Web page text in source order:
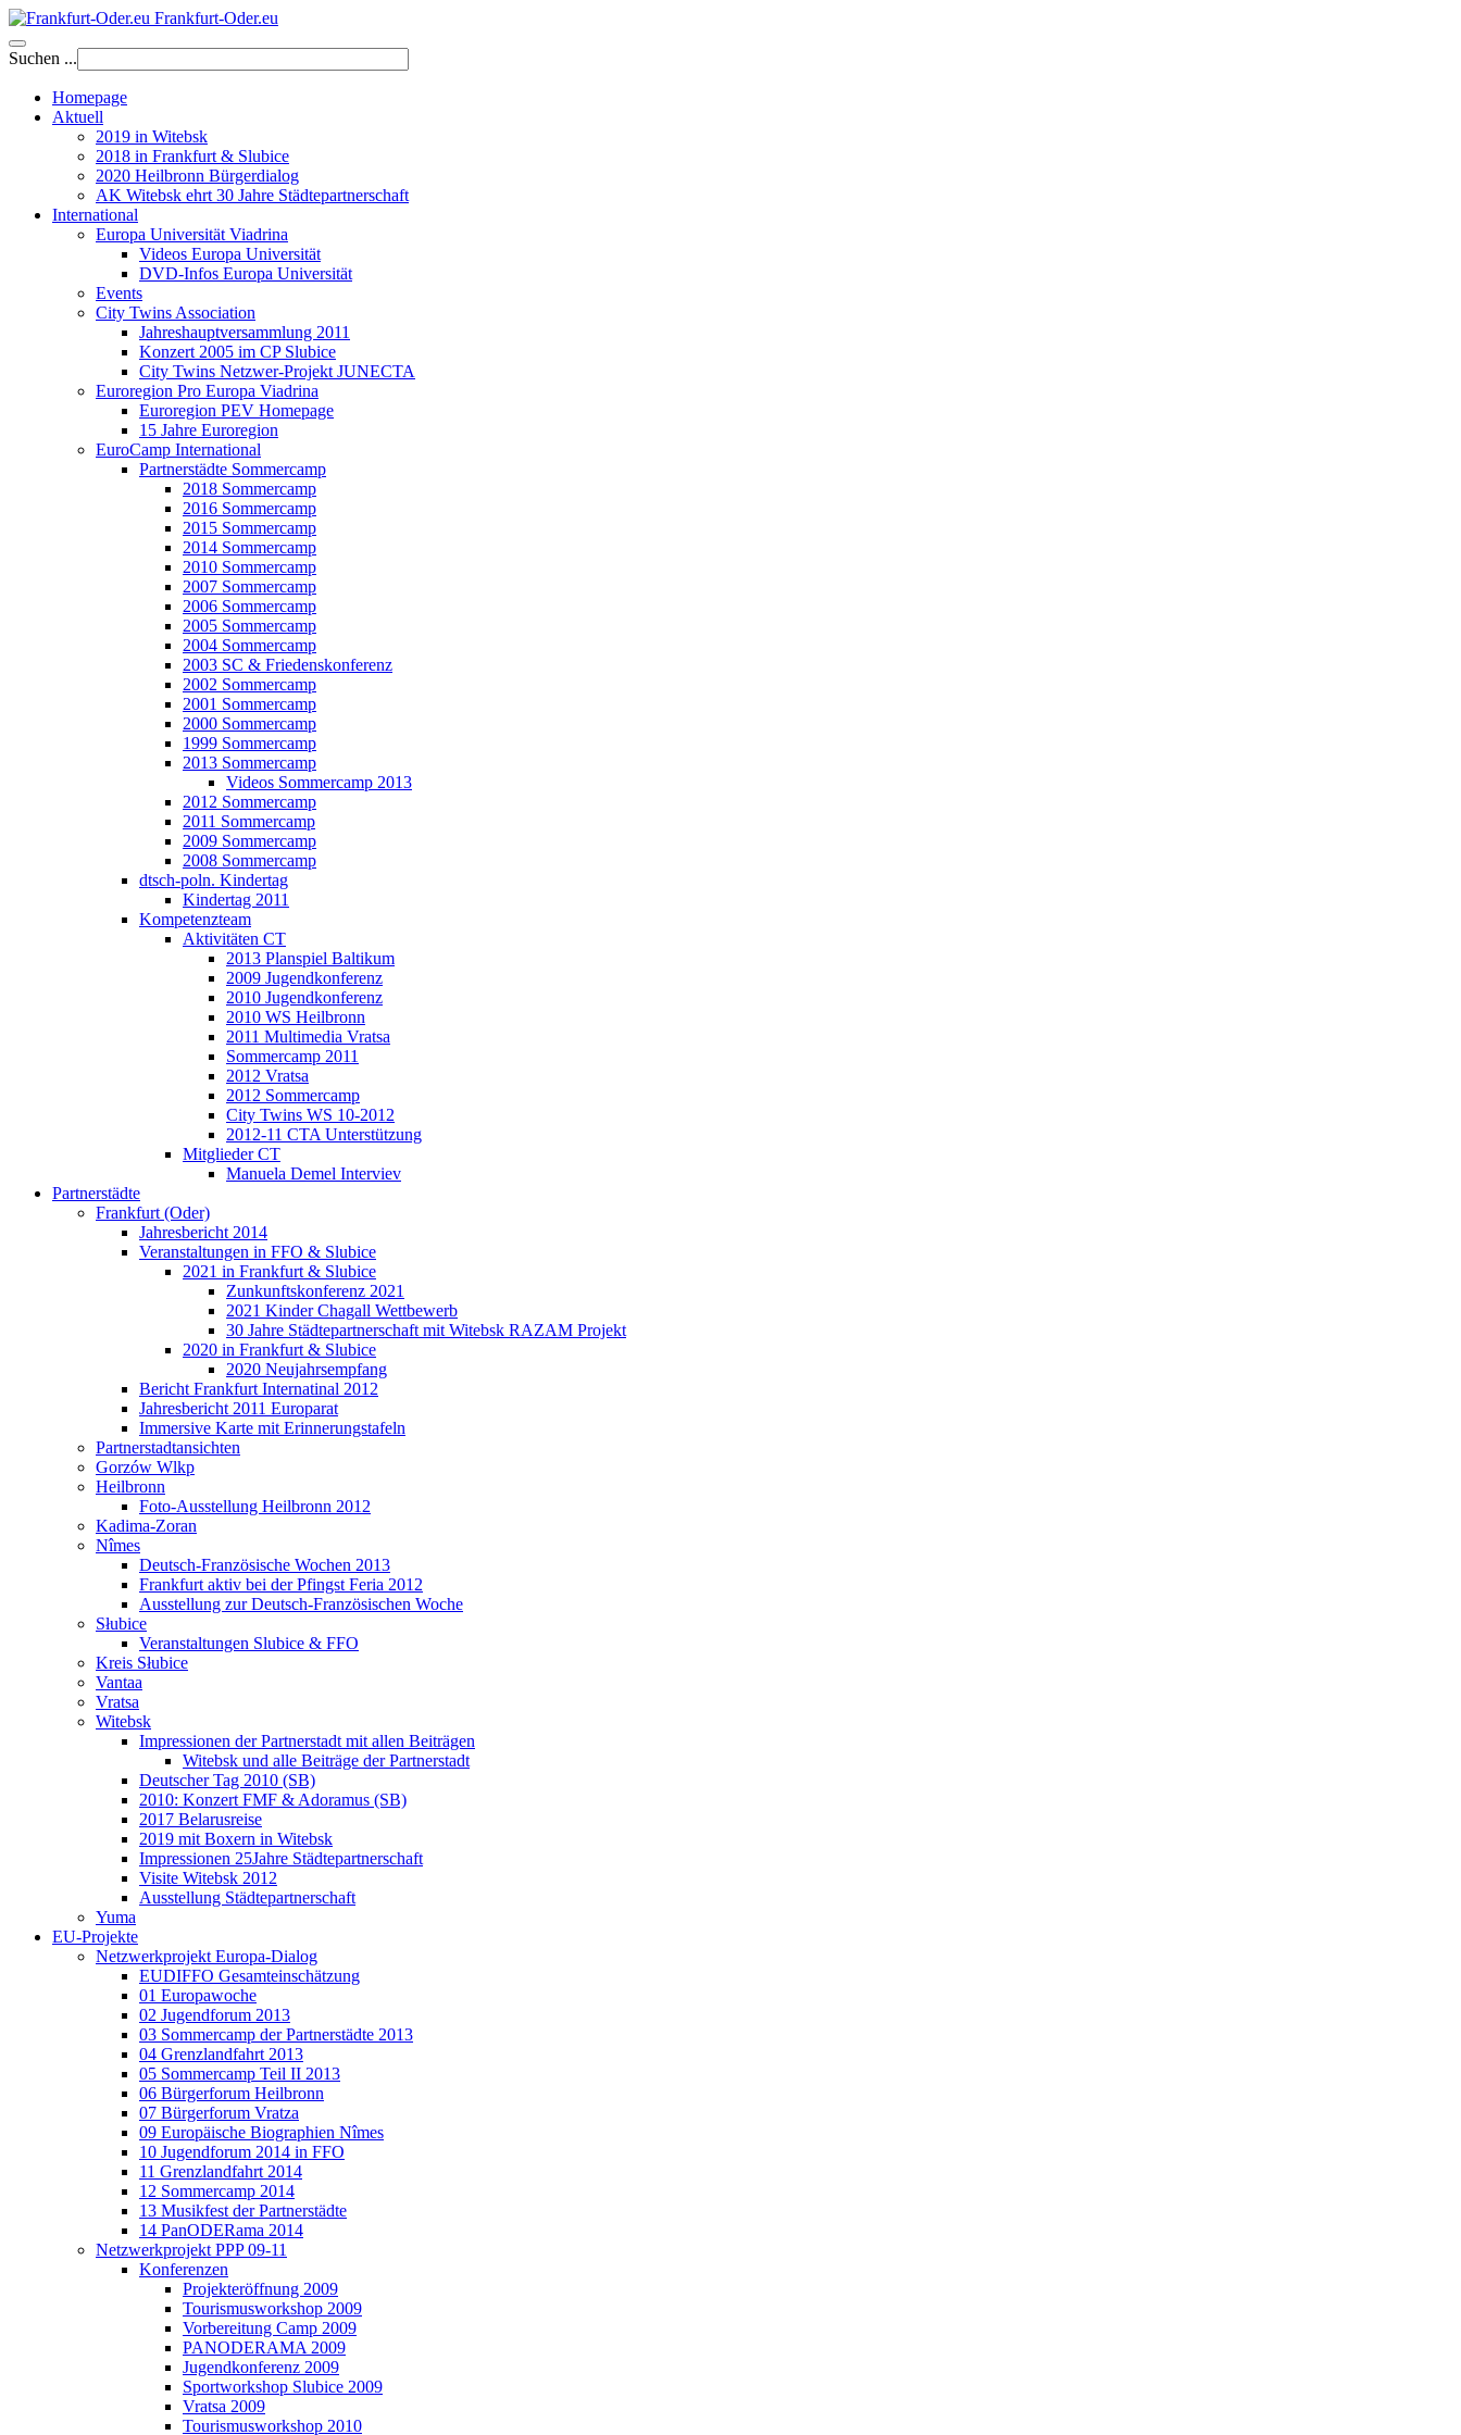
Frankfurt-Oder.eu
Suchen ...
Homepage
Aktuell
2019 in Witebsk
2018 in Frankfurt & Slubice
2020 Heilbronn Bürgerdialog
AK Witebsk ehrt 30 Jahre Städtepartnerschaft
International
Europa Universität Viadrina
Videos Europa Universität
DVD-Infos Europa Universität
Events
City Twins Association
Jahreshauptversammlung 2011
Konzert 2005 im CP Slubice
City Twins Netzwer-Projekt JUNECTA
Euroregion Pro Europa Viadrina
Euroregion PEV Homepage
15 Jahre Euroregion
EuroCamp International
Partnerstädte Sommercamp
2018 Sommercamp
2016 Sommercamp
2015 Sommercamp
2014 Sommercamp
2010 Sommercamp
2007 Sommercamp
2006 Sommercamp
2005 Sommercamp
2004 Sommercamp
2003 SC & Friedenskonferenz
2002 Sommercamp
2001 Sommercamp
2000 Sommercamp
1999 Sommercamp
2013 Sommercamp
Videos Sommercamp 2013
2012 Sommercamp
2011 Sommercamp
2009 Sommercamp
2008 Sommercamp
dtsch-poln. Kindertag
Kindertag 2011
Kompetenzteam
Aktivitäten CT
2013 Planspiel Baltikum
2009 Jugendkonferenz
2010 Jugendkonferenz
2010 WS Heilbronn
2011 Multimedia Vratsa
Sommercamp 2011
2012 Vratsa
2012 Sommercamp
City Twins WS 10-2012
2012-11 CTA Unterstützung
Mitglieder CT
Manuela Demel Interviev
Partnerstädte
Frankfurt (Oder)
Jahresbericht 2014
Veranstaltungen in FFO & Slubice
2021 in Frankfurt & Slubice
Zunkunftskonferenz 2021
2021 Kinder Chagall Wettbewerb
30 Jahre Städtepartnerschaft mit Witebsk RAZAM Projekt
2020 in Frankfurt & Slubice
2020 Neujahrsempfang
Bericht Frankfurt Internatinal 2012
Jahresbericht 2011 Europarat
Immersive Karte mit Erinnerungstafeln
Partnerstadtansichten
Gorzów Wlkp
Heilbronn
Foto-Ausstellung Heilbronn 2012
Kadima-Zoran
Nîmes
Deutsch-Französische Wochen 2013
Frankfurt aktiv bei der Pfingst Feria 2012
Ausstellung zur Deutsch-Französischen Woche
Słubice
Veranstaltungen Slubice & FFO
Kreis Słubice
Vantaa
Vratsa
Witebsk
Impressionen der Partnerstadt mit allen Beiträgen
Witebsk und alle Beiträge der Partnerstadt
Deutscher Tag 2010 (SB)
2010: Konzert FMF & Adoramus (SB)
2017 Belarusreise
2019 mit Boxern in Witebsk
Impressionen 25Jahre Städtepartnerschaft
Visite Witebsk 2012
Ausstellung Städtepartnerschaft
Yuma
EU-Projekte
Netzwerkprojekt Europa-Dialog
EUDIFFO Gesamteinschätzung
01 Europawoche
02 Jugendforum 2013
03 Sommercamp der Partnerstädte 2013
04 Grenzlandfahrt 2013
05 Sommercamp Teil II 2013
06 Bürgerforum Heilbronn
07 Bürgerforum Vratza
09 Europäische Biographien Nîmes
10 Jugendforum 2014 in FFO
11 Grenzlandfahrt 2014
12 Sommercamp 2014
13 Musikfest der Partnerstädte
14 PanODERama 2014
Netzwerkprojekt PPP 09-11
Konferenzen
Projekteröffnung 2009
Tourismusworkshop 2009
Vorbereitung Camp 2009
PANODERAMA 2009
Jugendkonferenz 2009
Sportworkshop Slubice 2009
Vratsa 2009
Tourismusworkshop 2010